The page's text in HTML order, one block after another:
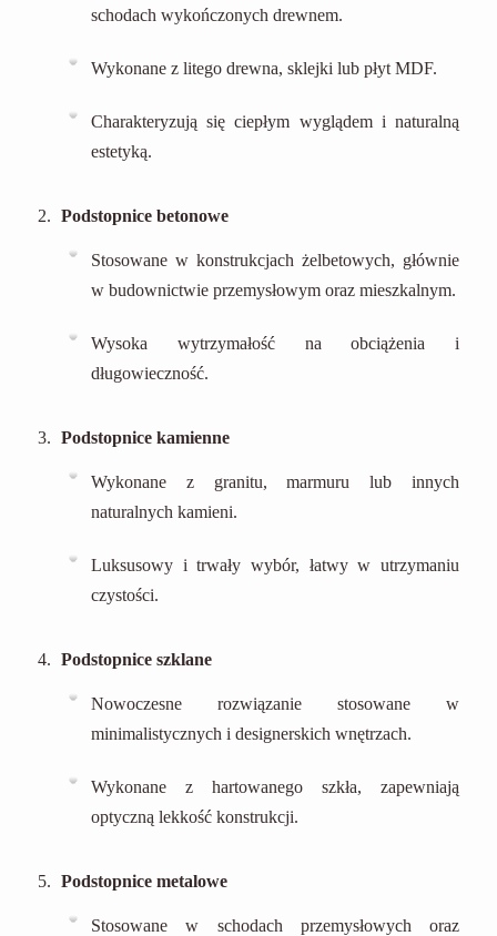
schodach wykończonych drewnem.
Wykonane z litego drewna, sklejki lub płyt MDF.
Charakteryzują się ciepłym wyglądem i naturalną
estetyką.
Podstopnice betonowe
Stosowane w konstrukcjach żelbetowych, głównie
w budownictwie przemysłowym oraz mieszkalnym.
Wysoka wytrzymałość na obciążenia i
długowieczność.
Podstopnice kamienne
Wykonane z granitu, marmuru lub innych
naturalnych kamieni.
Luksusowy i trwały wybór, łatwy w utrzymaniu
czystości.
Podstopnice szklane
Nowoczesne rozwiązanie stosowane w
minimalistycznych i designerskich wnętrzach.
Wykonane z hartowanego szkła, zapewniają
optyczną lekkość konstrukcji.
Podstopnice metalowe
Stosowane w schodach przemysłowych oraz